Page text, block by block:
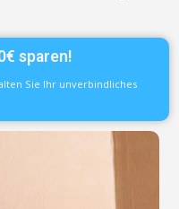
sparen!
Sie Ihr unverbindliches